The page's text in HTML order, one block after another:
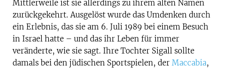
Mittlerweile ist sie allerdings zu ihrem alten Namen
zurückgekehrt. Ausgelöst wurde das Umdenken durch
ein Erlebnis, das sie am 6. Juli 1989 bei einem Besuch
in Israel hatte – und das ihr Leben für immer
veränderte, wie sie sagt. Ihre Tochter Sigall sollte
damals bei den jüdischen Sportspielen, der Maccabia,